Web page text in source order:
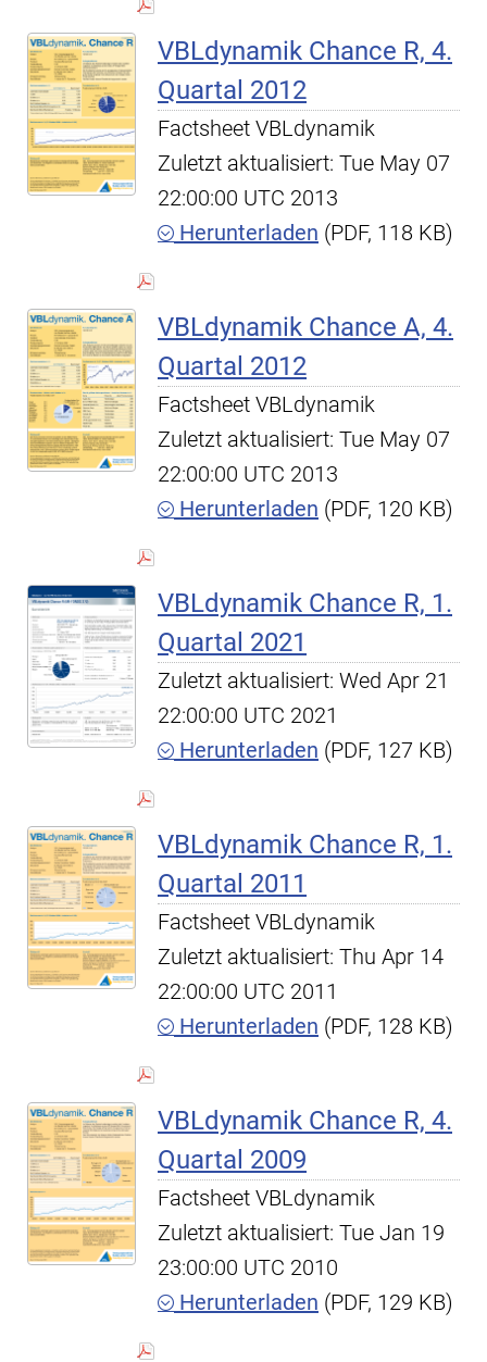
VBLdynamik Chance R, 4.
Quartal 2012
Factsheet VBLdynamik
Zuletzt aktualisiert: Tue May 07
22:00:00 UTC 2013
Herunterladen (PDF, 118 KB)
VBLdynamik Chance A, 4.
Quartal 2012
Factsheet VBLdynamik
Zuletzt aktualisiert: Tue May 07
22:00:00 UTC 2013
Herunterladen (PDF, 120 KB)
VBLdynamik Chance R, 1.
Quartal 2021
Zuletzt aktualisiert: Wed Apr 21
22:00:00 UTC 2021
Herunterladen (PDF, 127 KB)
VBLdynamik Chance R, 1.
Quartal 2011
Factsheet VBLdynamik
Zuletzt aktualisiert: Thu Apr 14
22:00:00 UTC 2011
Herunterladen (PDF, 128 KB)
VBLdynamik Chance R, 4.
Quartal 2009
Factsheet VBLdynamik
Zuletzt aktualisiert: Tue Jan 19
23:00:00 UTC 2010
Herunterladen (PDF, 129 KB)